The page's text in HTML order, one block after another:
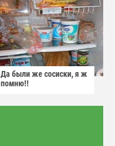
Да были же сосиски, я ж
помню!!